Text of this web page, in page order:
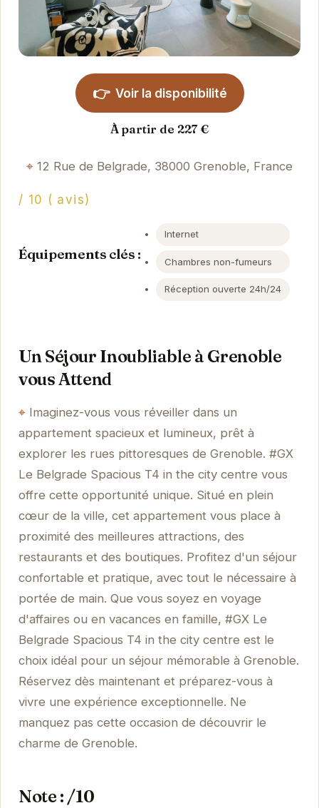
👉 Voir la disponibilité
À partir de 227 €
12 Rue de Belgrade, 38000 Grenoble, France
/ 10 ( avis)
Équipements clés :
Internet
Chambres non-fumeurs
Réception ouverte 24h/24
Un Séjour Inoubliable à Grenoble
vous Attend
Imaginez-vous vous réveiller dans un
appartement spacieux et lumineux, prêt à
explorer les rues pittoresques de Grenoble. #GX
Le Belgrade Spacious T4 in the city centre vous
offre cette opportunité unique. Situé en plein
cœur de la ville, cet appartement vous place à
proximité des meilleures attractions, des
restaurants et des boutiques. Profitez d'un séjour
confortable et pratique, avec tout le nécessaire à
portée de main. Que vous soyez en voyage
d'affaires ou en vacances en famille, #GX Le
Belgrade Spacious T4 in the city centre est le
choix idéal pour un séjour mémorable à Grenoble.
Réservez dès maintenant et préparez-vous à
vivre une expérience exceptionnelle. Ne
manquez pas cette occasion de découvrir le
charme de Grenoble.
Note : /10